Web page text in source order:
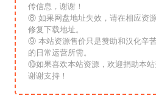
传信息，谢谢！
⑧ 如果网盘地址失效，请在相应资
修复下载地址。
⑨ 本站资源售价只是赞助和汉化辛
的日常运营所需。
⑩如果喜欢本站资源，欢迎捐助本站
谢谢支持！